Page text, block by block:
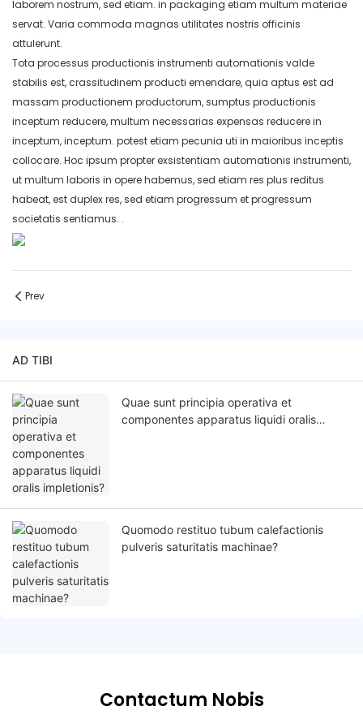
laborem nostrum, sed etiam. in packaging etiam multum materiae
servat. Varia commoda magnas utilitates nostris officinis
attulerunt.
Tota processus productionis instrumenti automationis valde
stabilis est, crassitudinem producti emendare, quia aptus est ad
massam productionem productorum, sumptus productionis
inceptum reducere, multum necessarias expensas reducere in
inceptum, inceptum. potest etiam pecunia uti in maioribus inceptis
collocare. Hoc ipsum propter exsistentiam automationis instrumenti,
ut multum laboris in opere habemus, sed etiam res plus reditus
habeat, est duplex res, sed etiam progressum et progressum
societatis sentiamus. .
Prev
AD TIBI
Quae sunt principia operativa et
componentes apparatus liquidi oralis
Quomodo restituo tubum calefactionis
pulveris saturitatis machinae?
Contactum Nobis